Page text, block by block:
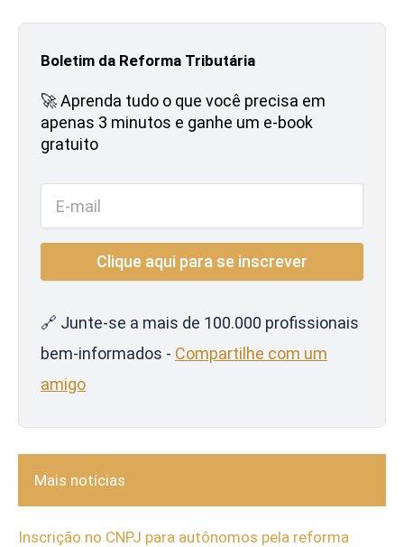
Boletim da Reforma Tributária
🚀 Aprenda tudo o que você precisa em
apenas 3 minutos e ganhe um e-book
gratuito
🔗 Junte-se a mais de 100.000 profissionais
bem-informados - Compartilhe com um
amigo
Mais notícias
Inscrição no CNPJ para autônomos pela reforma